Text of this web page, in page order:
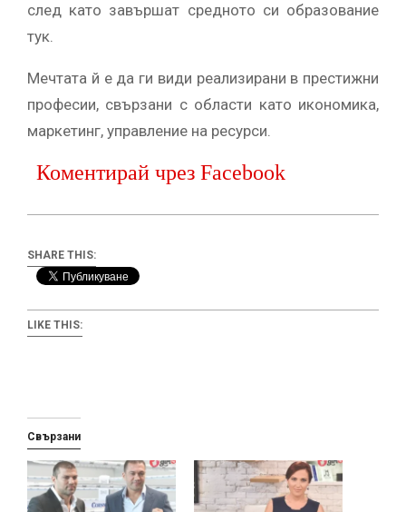
след като завършат средното си образование
тук.
Мечтата й е да ги види реализирани в престижни
професии, свързани с области като икономика,
маркетинг, управление на ресурси.
Коментирай чрез Facebook
SHARE THIS:
LIKE THIS:
Свързани